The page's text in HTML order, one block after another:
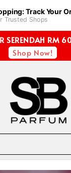
Track Your
Trusted Shops
SERENDAH RM
Shop Now!